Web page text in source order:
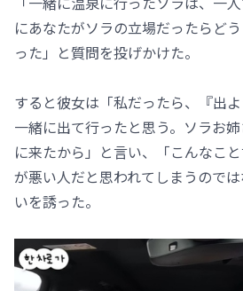
にあなたがソラの立場だったらど
った」と質問を投げかけた。
すると彼女は「私だったら、『出
一緒に出て行ったと思う。ソラお
に来たから」と言い、「こんなこ
が悪い人だと思われてしまうので
いを誘った。